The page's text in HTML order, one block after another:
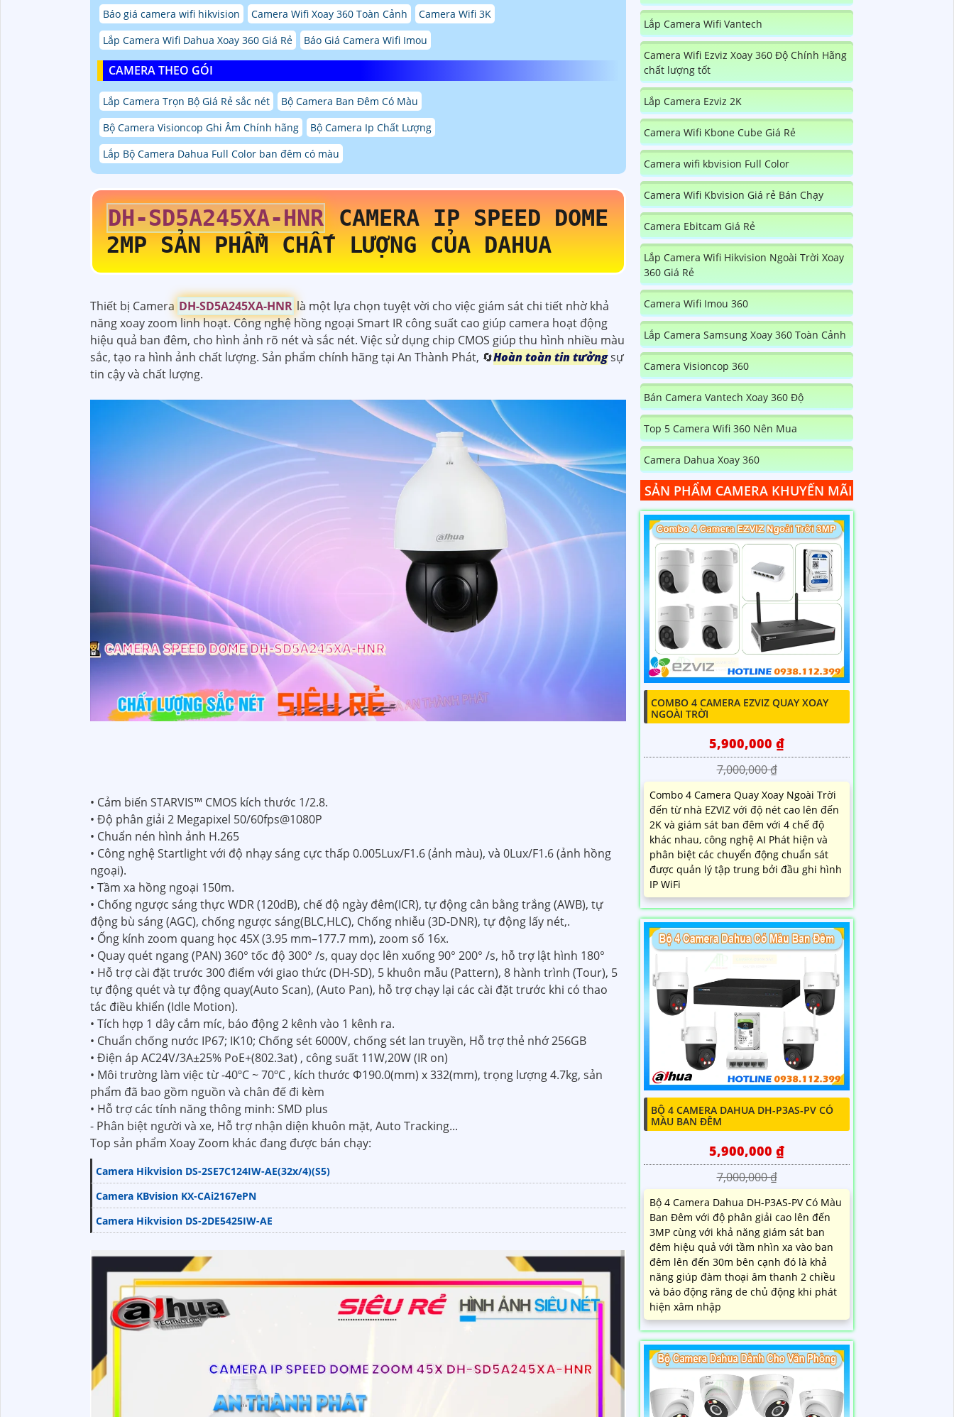
Báo giá camera wifi hikvision
Camera Wifi Xoay 360 Toàn Cảnh
Camera Wifi 3K
Lắp Camera Wifi Dahua Xoay 360 Giá Rẻ
Báo Giá Camera Wifi Imou
CAMERA THEO GÓI
Lắp Camera Trọn Bộ Giá Rẻ sắc nét
Bộ Camera Ban Đêm Có Màu
Bộ Camera Visioncop Ghi Âm Chính hãng
Bộ Camera Ip Chất Lượng
Lắp Bộ Camera Dahua Full Color ban đêm có màu
DH-SD5A245XA-HNR CAMERA IP SPEED DOME
2MP SẢN PHẨM CHẤT LƯỢNG CỦA DAHUA
Thiết bị Camera DH-SD5A245XA-HNR là một lựa chọn tuyệt vời cho việc giám sát chi tiết nhờ khả
năng xoay zoom linh hoạt. Công nghệ hồng ngoại Smart IR công suất cao giúp camera hoạt động
hiệu quả ban đêm, cho hình ảnh rõ nét và sắc nét. Việc sử dụng chip CMOS giúp thu hình nhiều màu
sắc, tạo ra hình ảnh chất lượng. Sản phẩm chính hãng tại An Thành Phát, 🔄Hoàn toàn tin tưởngsự
tin cậy và chất lượng.
• Cảm biến STARVIS™ CMOS kích thước 1/2.8.
• Độ phân giải 2 Megapixel 50/60fps@1080P
• Chuẩn nén hình ảnh H.265
• Công nghệ Startlight với độ nhạy sáng cực thấp 0.005Lux/F1.6 (ảnh màu), và 0Lux/F1.6 (ảnh hồng
ngoại).
• Tầm xa hồng ngoại 150m.
• Chống ngược sáng thực WDR (120dB), chế độ ngày đêm(ICR), tự động cân bằng trắng (AWB), tự
động bù sáng (AGC), chống ngược sáng(BLC,HLC), Chống nhiễu (3D-DNR), tự động lấy nét,.
• Ống kính zoom quang học 45X (3.95 mm–177.7 mm), zoom số 16x.
• Quay quét ngang (PAN) 360° tốc độ 300° /s, quay dọc lên xuống 90° 200° /s, hỗ trợ lật hình 180°
• Hỗ trợ cài đặt trước 300 điểm với giao thức (DH-SD), 5 khuôn mẫu (Pattern), 8 hành trình (Tour), 5
tự động quét và tự động quay(Auto Scan), (Auto Pan), hỗ trợ chạy lại các cài đặt trước khi có thao
tác điều khiển (Idle Motion).
• Tích hợp 1 dây cắm míc, báo động 2 kênh vào 1 kênh ra.
• Chuẩn chống nước IP67; IK10; Chống sét 6000V, chống sét lan truyền, Hỗ trợ thẻ nhớ 256GB
• Điện áp AC24V/3A±25% PoE+(802.3at) , công suất 11W,20W (IR on)
• Môi trường làm việc từ -40ºC ~ 70ºC , kích thước Φ190.0(mm) x 332(mm), trọng lượng 4.7kg, sản
phẩm đã bao gồm nguồn và chân đế đi kèm
• Hỗ trợ các tính năng thông minh: SMD plus
- Phân biệt người và xe, Hỗ trợ nhận diện khuôn mặt, Auto Tracking...
Top sản phẩm Xoay Zoom khác đang được bán chạy:
Camera Hikvision DS-2SE7C124IW-AE(32x/4)(S5)
Camera KBvision KX-CAi2167ePN
Camera Hikvision DS-2DE5425IW-AE
Lắp Camera Wifi Vantech
Camera Wifi Ezviz Xoay 360 Độ Chính Hãng
chất lượng tốt
Lắp Camera Ezviz 2K
Camera Wifi Kbone Cube Giá Rẻ
Camera wifi kbvision Full Color
Camera Wifi Kbvision Giá rẻ Bán Chạy
Camera Ebitcam Giá Rẻ
Lắp Camera Wifi Hikvision Ngoài Trời Xoay
360 Giá Rẻ
Camera Wifi Imou 360
Lắp Camera Samsung Xoay 360 Toàn Cảnh
Camera Visioncop 360
Bán Camera Vantech Xoay 360 Độ
Top 5 Camera Wifi 360 Nên Mua
Camera Dahua Xoay 360
SẢN PHẨM CAMERA KHUYẾN MÃI
COMBO 4 CAMERA EZVIZ QUAY XOAY
NGOÀI TRỜI
5,900,000 ₫
7,000,000 ₫
Combo 4 Camera Quay Xoay Ngoài Trời
đến từ nhà EZVIZ với độ nét cao lên đến
2K và giám sát ban đêm với 4 chế độ
khác nhau, công nghệ AI Phát hiện và
phân biệt các chuyển động chuẩn sát
được quản lý tập trung bởi đầu ghi hình
IP WiFi
BỘ 4 CAMERA DAHUA DH-P3AS-PV CÓ
MÀU BAN ĐÊM
5,900,000 ₫
7,000,000 ₫
Bộ 4 Camera Dahua DH-P3AS-PV Có Màu
Ban Đêm với độ phân giải cao lên đến
3MP cùng với khả năng giám sát ban
đêm hiệu quả với tầm nhìn xa vào ban
đêm lên đến 30m bên cạnh đó là khả
năng giúp đàm thoại âm thanh 2 chiều
và báo động răng de chủ động khi phát
hiện xâm nhập